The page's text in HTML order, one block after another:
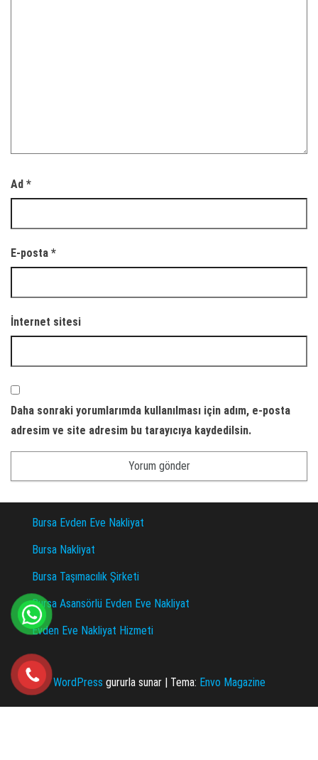
Ad *
E-posta *
İnternet sitesi
Daha sonraki yorumlarımda kullanılması için adım, e-posta
adresim ve site adresim bu tarayıcıya kaydedilsin.
Bursa Evden Eve Nakliyat
Bursa Nakliyat
Bursa Taşımacılık Şirketi
Bursa Asansörlü Evden Eve Nakliyat
Evden Eve Nakliyat Hizmeti
WordPress gururla sunar | Tema: Envo Magazine